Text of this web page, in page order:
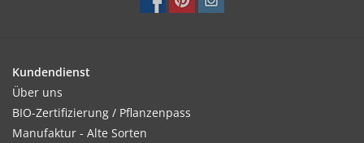
Kundendienst
Über uns
BIO-Zertifizierung / Pflanzenpass
Manufaktur - Alte Sorten